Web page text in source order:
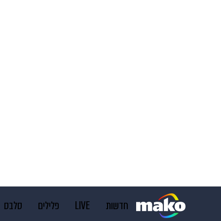
חדשות LIVE פלילים סלבס